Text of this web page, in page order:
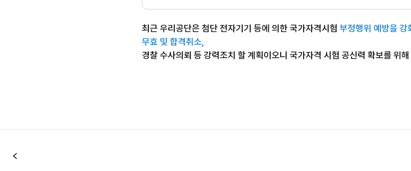
최근 우리공단은 첨단 전자기기 등에 의한 국가자격시험 부정행위 예방을 강
무효 및 합격취소,
경찰 수사의뢰 등 강력조치 할 계획이오니 국가자격 시험 공신력 확보를 위